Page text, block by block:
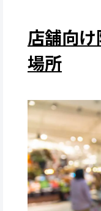
店舗向
場所